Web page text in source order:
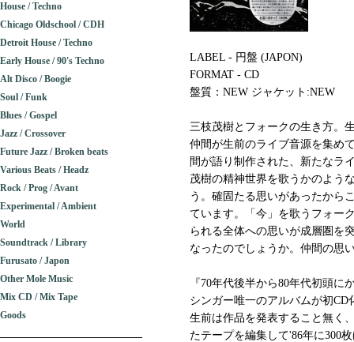
LABEL - 円盤 (JAPON)
FORMAT - CD
盤質：NEW ジャケット:NEW
三枝茂樹とフォークの生き方。
仲間が生前のライブ音源を集め
間が語り制作された、新たなラ
茂樹の精神世界を歌うかのよう
う。確固たる思いがあったから
ています。「今」を歌うフォー
られる全体への思いが成層圏を
なったのでしょうか。仲間の思
『70年代後半から80年代初頭
シンガー唯一のアルバムが初
生前は作品を発表すること無く
たテープを編集して'86年に300
House / Techno
Chicago Oldschool / CDH
Detroit House / Techno
Early House / 90's Techno
Alt Disco / Boogie
Soul / Funk
Blues / Gospel
Jazz / Crossover
Future Jazz / Broken beats
Various Beats / Headz
Rock / Prog / Avant
Experimental / Ambient
World
Soundtrack / Library
Furusato / Japon
Other Mole Music
Mix CD / Mix Tape
Goods